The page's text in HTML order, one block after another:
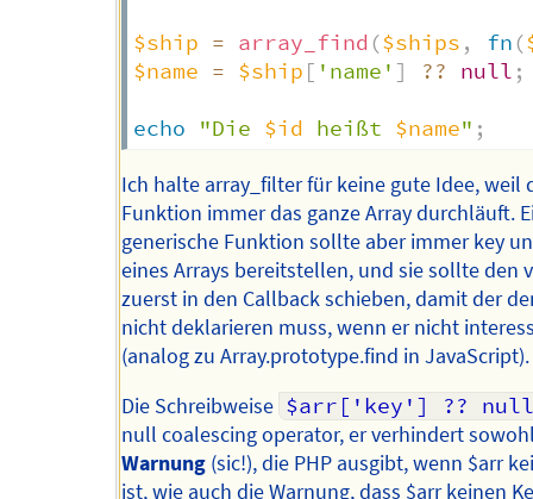
$ship = array_find ($ships , fn (
$name = $ship [ 'name' ] ?? null ;
echo "Die $id heißt $name" ;
Ich halte array_filter für keine gute Idee, weil
Funktion immer das ganze Array durchläuft.
generische Funktion sollte aber immer key
eines Arrays bereitstellen, und sie sollte den
zuerst in den Callback schieben, damit der
nicht deklarieren muss, wenn er nicht
(analog zu Array.prototype.find in JavaScript).
Die Schreibweise $arr['key'] ?? null
null coalescing operator, er verhindert
Warnung (sic!), die PHP ausgibt, wenn $arr
ist, wie auch die Warnung, dass $arr keinen